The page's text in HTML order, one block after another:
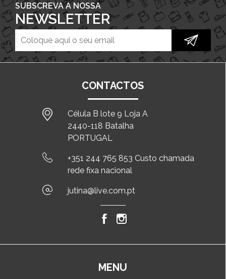
SUBSCREVA A NOSSA
NEWSLETTER
CONTACTOS
Célula B lote 9 Loja A
2440-118 Batalha
PORTUGAL
+351 244 765 853 Custo chamada
rede fixa nacional
jutina@live.com.pt
MENU